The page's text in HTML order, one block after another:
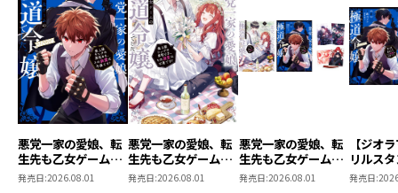
悪党一家の愛娘、転
生先も乙女ゲームの
極道令嬢でした。～
発売日:2026.08.01
悪党一家の愛娘、転
生先も乙女ゲームの
極道令嬢でした。６
発売日:2026.08.01
悪党一家の愛娘、転
生先も乙女ゲームの
極道令嬢でした。６
発売日:2026.08.01
【ジオ
リルス
悪党一
発売日: